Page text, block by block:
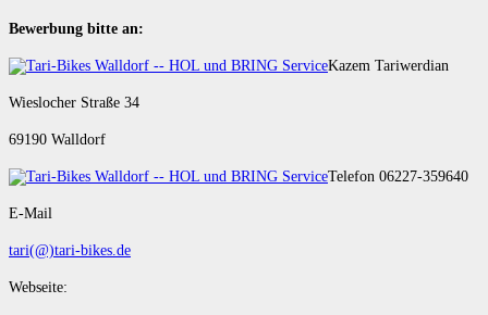
Bewerbung bitte an:
Kazem Tariwerdian
Wieslocher Straße 34
69190 Walldorf
Telefon 06227-359640
E-Mail
tari(@)tari-bikes.de
Webseite: